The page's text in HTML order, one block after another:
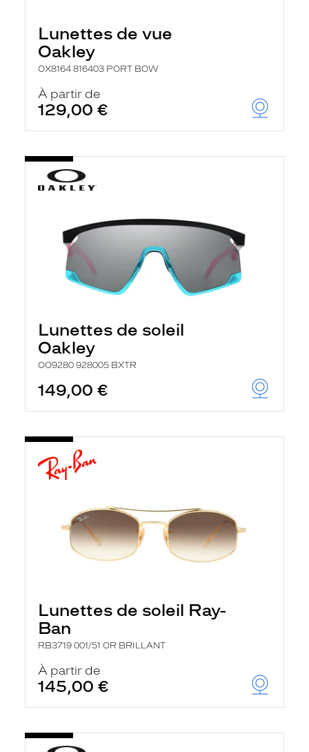
Lunettes de vue
Oakley
OX8164 816403 PORT BOW
À partir de
129,00 €
Lunettes de soleil
Oakley
OO9280 928005 BXTR
149,00 €
Lunettes de soleil Ray-
Ban
RB3719 001/51 OR BRILLANT
À partir de
145,00 €